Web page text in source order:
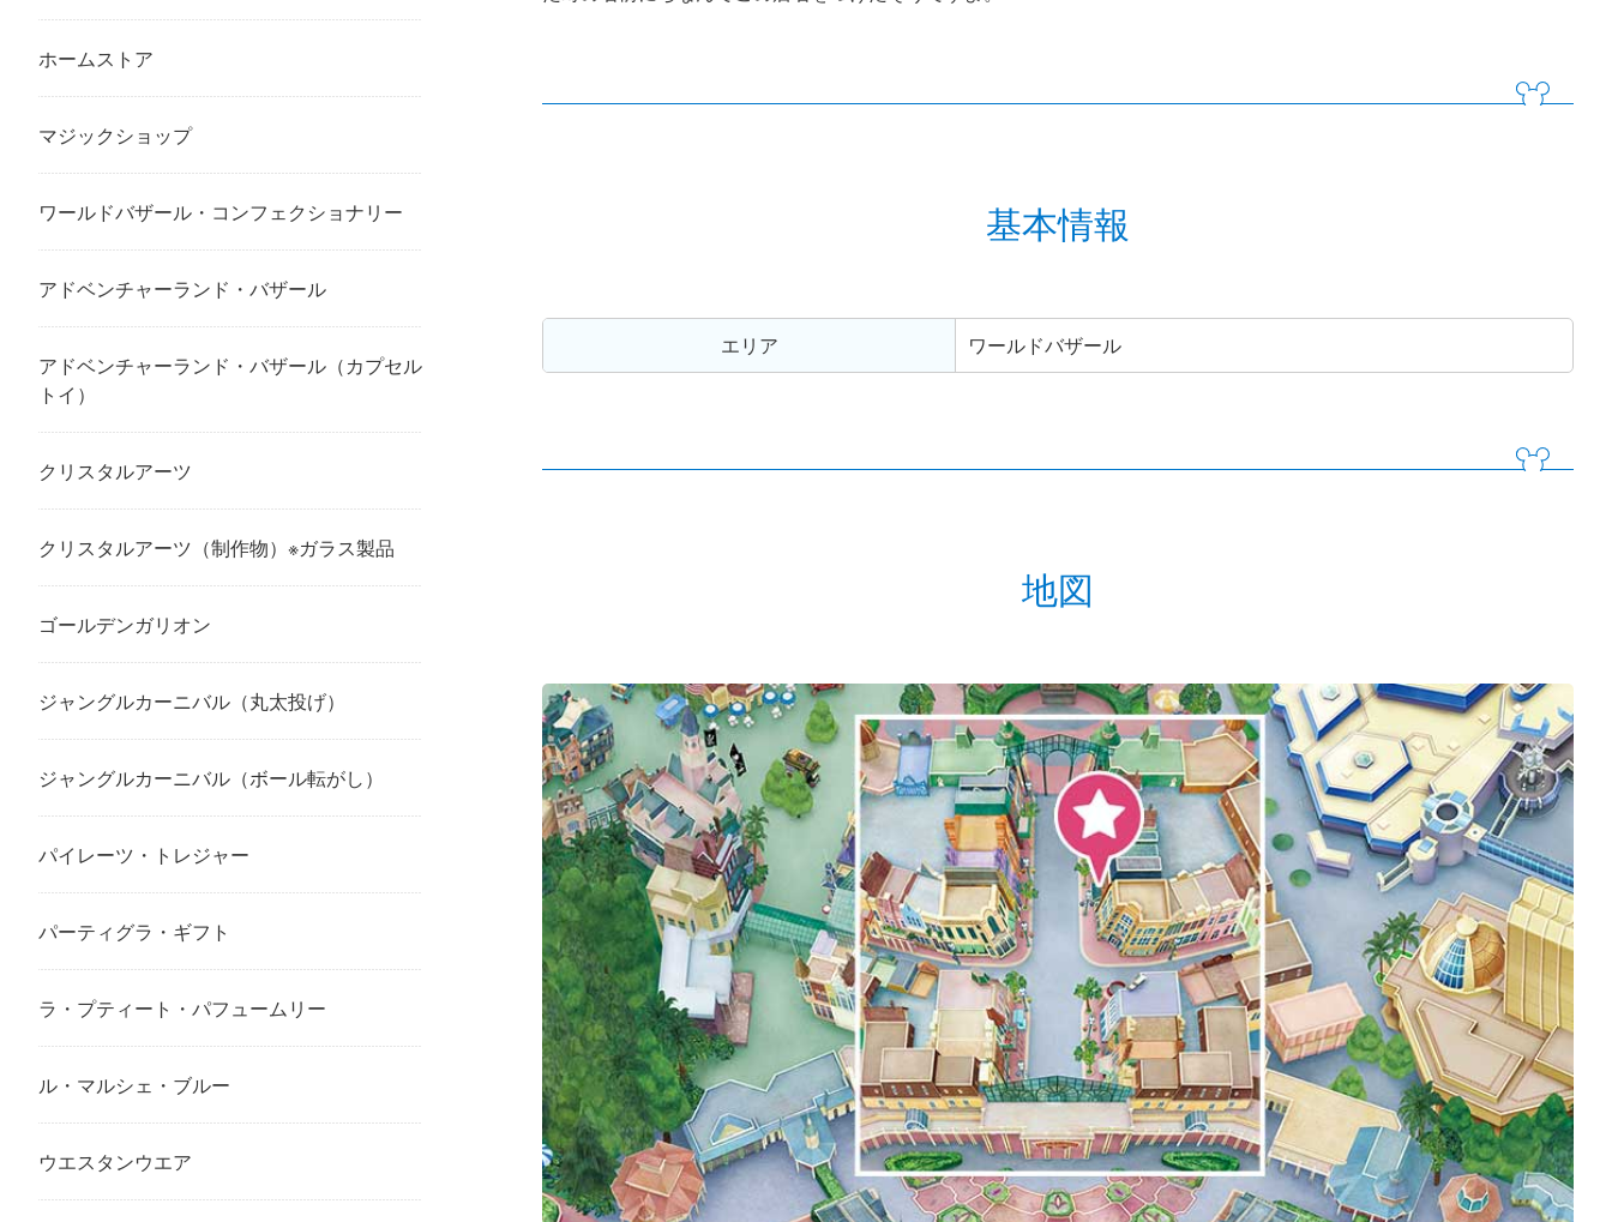
基本情報
エリア ワールドバザール
地図
ホームストア
マジックショップ
ワールドバザール・コンフェクショナリー
アドベンチャーランド・バザール
アドベンチャーランド・バザール（カプセル
トイ）
クリスタルアーツ
クリスタルアーツ（制作物）※ガラス製品
ゴールデンガリオン
ジャングルカーニバル（丸太投げ）
ジャングルカーニバル（ボール転がし）
パイレーツ・トレジャー
パーティグラ・ギフト
ラ・プティート・パフュームリー
ル・マルシェ・ブルー
ウエスタンウエア